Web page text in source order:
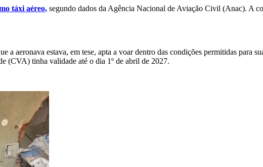
táxi aéreo, segundo dados da Agência Nacional de Aviação Civil (Anac). A
a aeronava estava, em tese, apta a voar dentro das condições permitidas para
(CVA) tinha validade até o dia 1º de abril de 2027.